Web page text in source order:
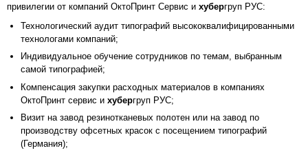
привилегии от компаний ОктоПринт Сервис и хубергруп РУС:
Технологический аудит типографий высококвалифицированными
технологами компаний;
Индивидуальное обучение сотрудников по темам, выбранным
самой типографией;
Компенсация закупки расходных материалов в компаниях
ОктоПринт сервис и хубергруп РУС;
Визит на завод резинотканевых полотен или на завод по
производству офсетных красок с посещением типографий
(Германия);